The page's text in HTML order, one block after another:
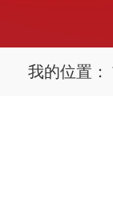
我的位置：